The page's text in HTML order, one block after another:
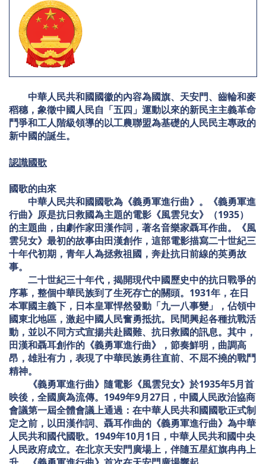
中華人民共和國國徽的內容為國旗、天安門、齒輪和麥
稻穗，象徵中國人民自「五四」運動以來的新民主主義革命
鬥爭和工人階級領導的以工農聯盟為基礎的人民民主專政的
新中國的誕生。
認識國歌
國歌的由來
中華人民共和國國歌為《義勇軍進行曲》。《義勇軍進
行曲》原是抗日救國為主題的電影《風雲兒女》（1935）
的主題曲，由劇作家田漢作詞，著名音樂家聶耳作曲。《風
雲兒女》最初的故事由田漢創作，這部電影描寫二十世紀三
十年代初期，青年人為拯救祖國，奔赴抗日前線的英勇故
事。
二十世紀三十年代，揭開現代中國歷史中的抗日戰爭的
序幕，整個中華民族到了生死存亡的關頭。1931年，在日
本軍國主義下，日本皇軍悍然發動「九一八事變」，佔領中
國東北地區，激起中國人民奮勇抵抗。民間興起各種抗戰活
動，並以不同方式宣揚共赴國難、抗日救國的訊息。其中，
田漢和聶耳創作的《義勇軍進行曲》，節奏鮮明，曲調高
昂，雄壯有力，表現了中華民族勇往直前、不屈不撓的戰鬥
精神。
《義勇軍進行曲》隨電影《風雲兒女》於1935年5月首
映後，全國廣為流傳。1949年9月27日，中國人民政治協商
會議第一屆全體會議上通過：在中華人民共和國國歌正式制
定之前，以田漢作詞、聶耳作曲的《義勇軍進行曲》為中華
人民共和國代國歌。1949年10月1日，中華人民共和國中央
人民政府成立。在北京天安門廣場上，伴隨五星紅旗冉冉上